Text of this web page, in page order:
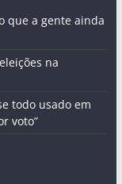
que a gente ainda
na
todo usado em
voto”